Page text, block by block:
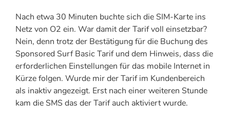
Nach etwa 30 Minuten buchte sich die SIM-Karte ins
Netz von O2 ein. War damit der Tarif voll einsetzbar?
Nein, denn trotz der Bestätigung für die Buchung des
Sponsored Surf Basic Tarif und dem Hinweis, dass die
erforderlichen Einstellungen für das mobile Internet in
Kürze folgen. Wurde mir der Tarif im Kundenbereich
als inaktiv angezeigt. Erst nach einer weiteren Stunde
kam die SMS das der Tarif auch aktiviert wurde.